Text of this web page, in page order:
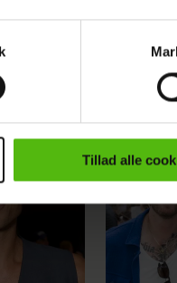
relevant journalistisk
vores hjemmeside. Vi
hermed i både
Tillad alle